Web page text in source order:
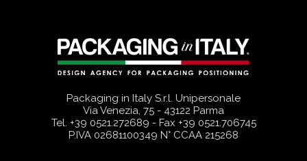
Packaging in Italy S.r.l. Unipersonale
Via Venezia, 75 - 43122 Parma
Tel. +39 0521.272689 - Fax +39 0521.706745
P.IVA 02681100349 N° CCAA 215268